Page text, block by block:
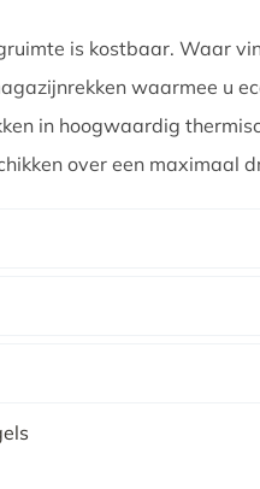
is kostbaar. Waar
waarmee u
in hoogwaardig
over een maximaal